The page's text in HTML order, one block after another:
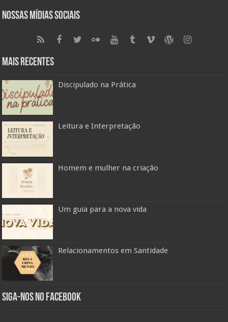
Nossas Mídias Sociais
Mais Recentes
Discipulado na Prática
Leitura e Interpretação
Homem e mulher na criação
Um guia para a nova vida
Relacionamentos em Santidade
Siga-nos no Facebook